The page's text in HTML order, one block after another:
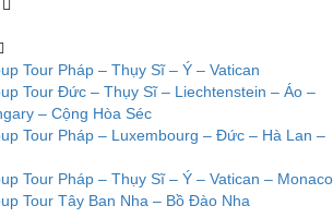
Tour Pháp – Thụy Sĩ – Ý – Vatican
Tour Đức – Thụy Sĩ – Liechtenstein – Áo –
– Cộng Hòa Séc
Tour Pháp – Luxembourg – Đức – Hà Lan –
Tour Pháp – Thụy Sĩ – Ý – Vatican – Monaco
Tour Tây Ban Nha – Bồ Đào Nha